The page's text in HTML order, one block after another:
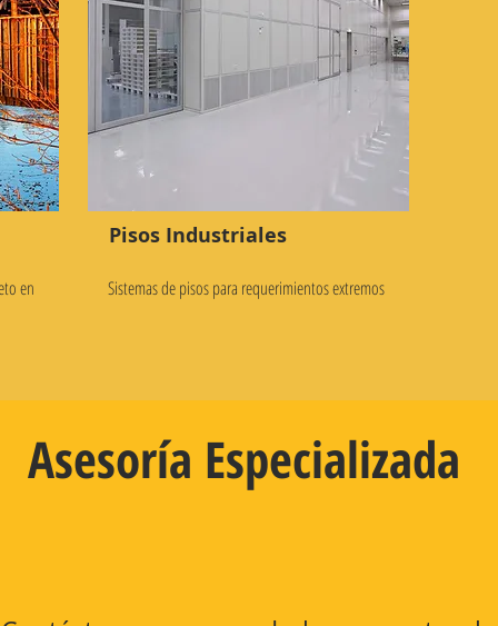
en
Pisos Industriales
Sistemas de pisos para requerimientos extremos
Asesoría Especializada